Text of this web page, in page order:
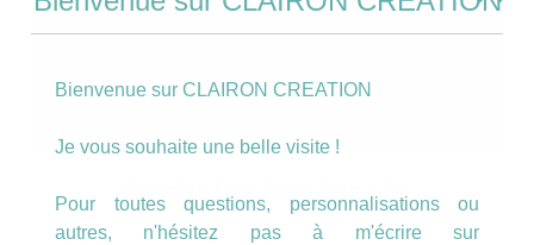
Boucles Cuir Petit Rond (1)
Bienvenue sur CLAIRON CREATION
Je vous souhaite une belle visite !
Pour toutes questions, personnalisations ou
autres, n'hésitez pas à m'écrire sur